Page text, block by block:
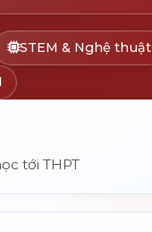
STEM & Nghệ thuật
tới THPT